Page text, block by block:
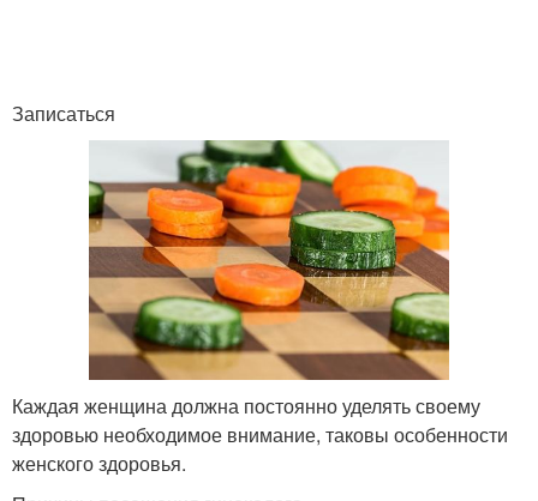
Записаться
Каждая женщина должна постоянно уделять своему
здоровью необходимое внимание, таковы особенности
женского здоровья.